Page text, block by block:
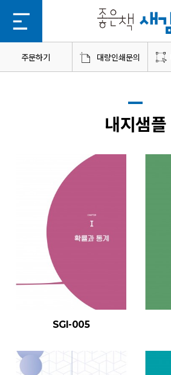
주문하기 대량인쇄문의
내지샘플
SGI-005